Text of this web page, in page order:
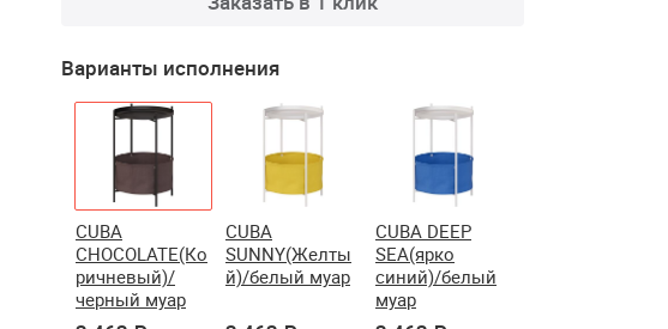
Варианты исполнения
CUBA
CHOCOLATE(Ко
ричневый)/
черный муар
CUBA
SUNNY(Желты
й)/белый муар
CUBA DEEP
SEA(ярко
синий)/белый
муар